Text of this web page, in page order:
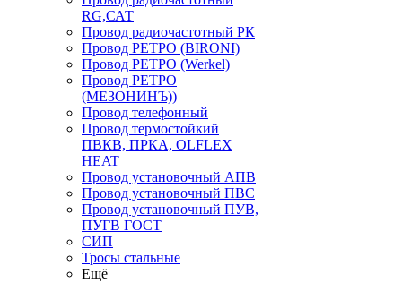
RG,САТ
Провод радиочастотный РК
Провод РЕТРО (BIRONI)
Провод РЕТРО (Werkel)
Провод РЕТРО
(МЕЗОНИНЪ))
Провод телефонный
Провод термостойкий
ПВКВ, ПРКА, OLFLEX
HEAT
Провод установочный АПВ
Провод установочный ПВС
Провод установочный ПУВ,
ПУГВ ГОСТ
СИП
Тросы стальные
Ещё